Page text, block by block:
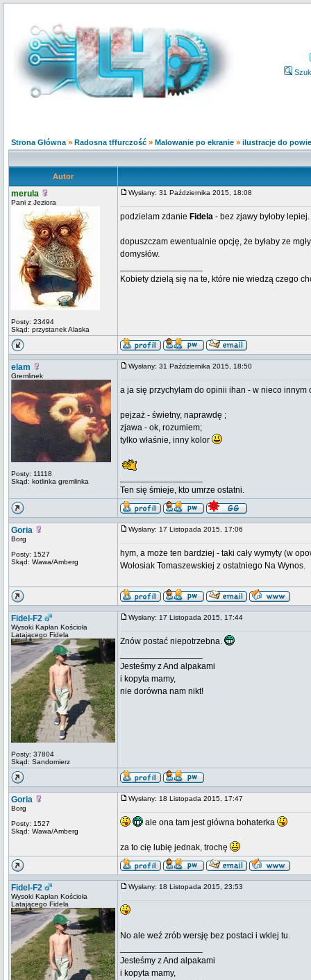
Strona Główna » Radosna tffurczość » Malowanie po ekranie » ilustracje do
Autor
merula
Pani z Jeziora
Posty: 23494
Skąd: przystanek Alaska
Wysłany: 31 Października 2015, 18:08
podzielam zdanie Fidela - bez zjawy byłoby lepiej.
dopuszczam ewentualnie opcję, że byłaby ze
domysłów.
Kobiety dzielą się na te, które nie wiedzą czego
elam
Gremlinek
Posty: 11118
Skąd: kotlinka gremlinka
Wysłany: 31 Października 2015, 18:50
a ja się przychylam do opinii ihan - w nieco innym
pejzaż - świetny, naprawdę ;
zjawa - ok, rozumiem;
tylko właśnie, inny kolor
Ten się śmieje, kto umrze ostatni.
Goria
Borg
Posty: 1527
Skąd: Wawa/Amberg
Wysłany: 17 Listopada 2015, 17:06
hym, a może ten bardziej - taki cały wymyty (w
Wołosiak Tomaszewskiej z ostatniego Na Wynos.
Fidel-F2
Wysoki Kapłan Kościoła
Latającego Fidela
Posty: 37804
Skąd: Sandomierz
Wysłany: 17 Listopada 2015, 17:44
Znów postać niepotrzebna.
Jesteśmy z And alpakami
i kopyta mamy,
nie dorówna nam nikt!
Goria
Borg
Posty: 1527
Skąd: Wawa/Amberg
Wysłany: 18 Listopada 2015, 17:47
ale ona tam jest główna bohaterka
za to cię lubię jednak, trochę
Fidel-F2
Wysoki Kapłan Kościoła
Latającego Fidela
Wysłany: 18 Listopada 2015, 23:53
No ale weź zrób wersję bez postaci i wklej tu.
Jesteśmy z And alpakami
i kopyta mamy,